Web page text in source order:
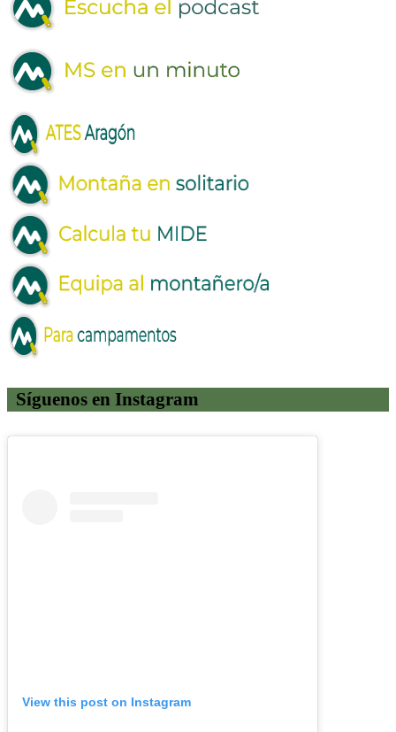
Síguenos en Instagram
View this post on Instagram